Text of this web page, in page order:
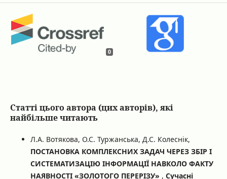
0
Статті цього автора (цих авторів), які
найбільше читають
Л.А. Вотякова, О.С. Туржанська, Д.С. Колеснік,
ПОСТАНОВКА КОМПЛЕКСНИХ ЗАДАЧ ЧЕРЕЗ ЗБІР І
СИСТЕМАТИЗАЦІЮ ІНФОРМАЦІЇ НАВКОЛО ФАКТУ
НАЯВНОСТІ «ЗОЛОТОГО ПЕРЕРІЗУ» , Сучасні